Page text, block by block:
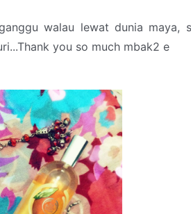
walau lewat dunia maya,
you so much mbak2 e